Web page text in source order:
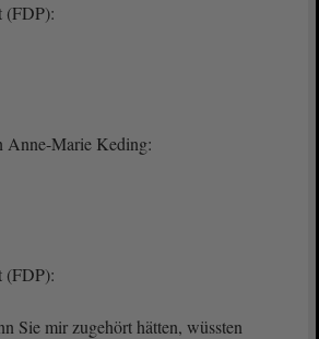
(FDP):
Anne-Marie Keding:
(FDP):
Sie mir zugehört hätten, wüssten